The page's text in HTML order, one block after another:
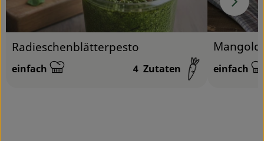
Radieschenblätterpesto
Schwierigkeit:
einfach 4 Zutaten einfach